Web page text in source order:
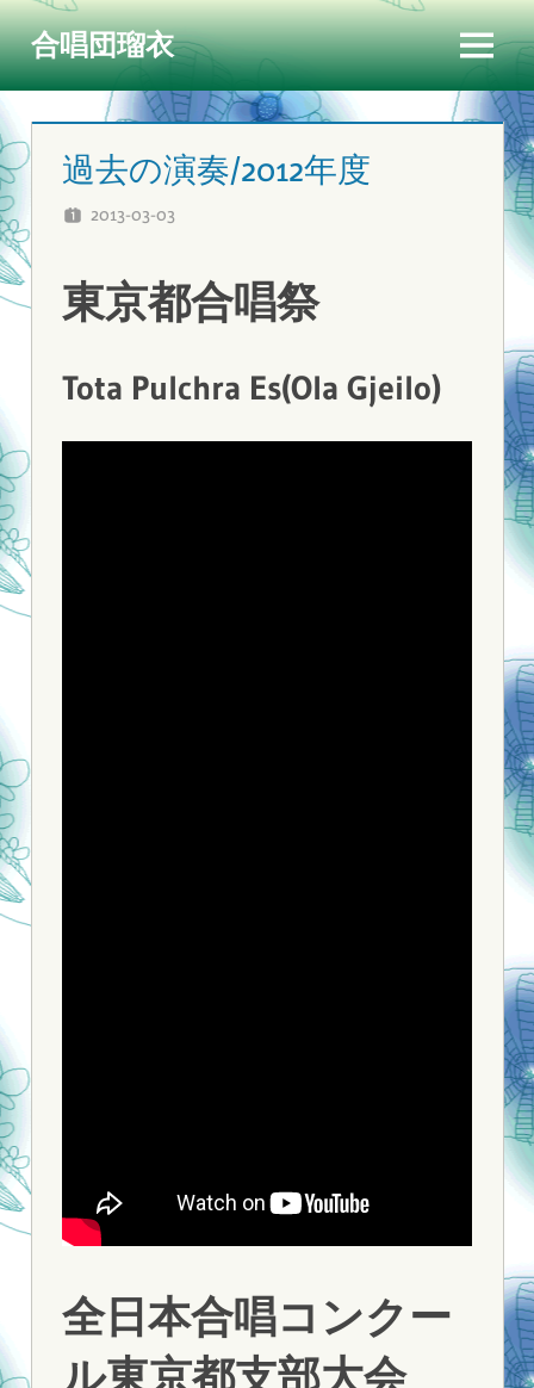
コ
ン
テ
ン
ツ
へ
ス
キ
ッ
合唱団瑠衣
メ
ニ
ュ
過去の演奏/2012年度
2013-03-03
東京都合唱祭
Tota Pulchra Es(Ola Gjeilo)
全日本合唱コンクー
ル東京都支部大会